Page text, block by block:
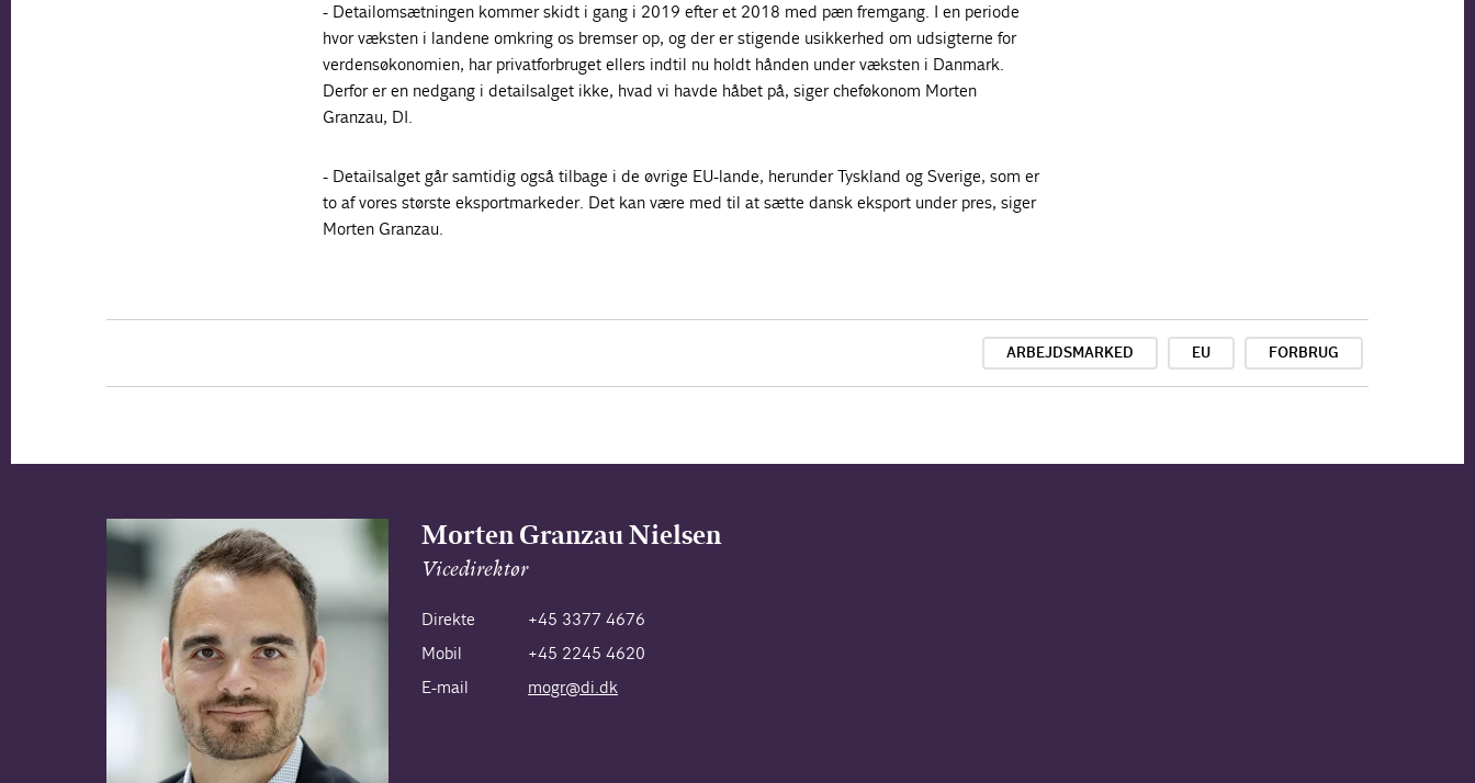
- Detailomsætningen kommer skidt i gang i 2019 efter et 2018 med pæn fremgang. I en periode
hvor væksten i landene omkring os bremser op, og der er stigende usikkerhed om udsigterne for
verdensøkonomien, har privatforbruget ellers indtil nu holdt hånden under væksten i Danmark.
Derfor er en nedgang i detailsalget ikke, hvad vi havde håbet på, siger cheføkonom Morten
Granzau, DI.
- Detailsalget går samtidig også tilbage i de øvrige EU-lande, herunder Tyskland og Sverige, som er
to af vores største eksportmarkeder. Det kan være med til at sætte dansk eksport under pres, siger
Morten Granzau.
ARBEJDSMARKED EU FORBRUG
Morten Granzau Nielsen
Vicedirektør
Direkte
+45 3377 4676
Mobil
+45 2245 4620
E-mail
mogr@di.dk